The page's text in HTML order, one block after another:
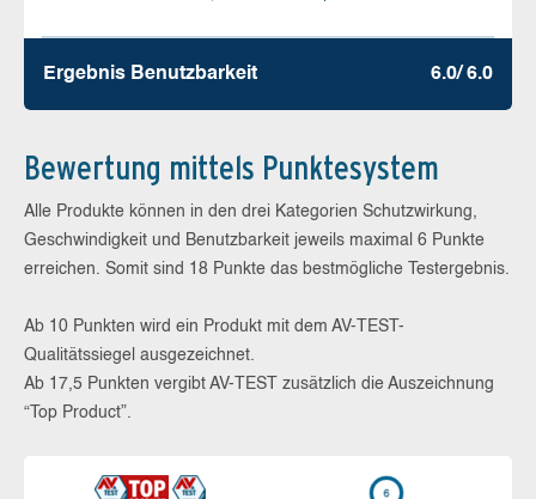
Ergebnis Benutz­barkeit 6.0/ 6.0
Bewertung mittels Punktesystem
Alle Produkte können in den drei Kategorien Schutzwirkung,
Geschwindigkeit und Benutzbarkeit jeweils maximal 6 Punkte
erreichen. Somit sind 18 Punkte das bestmögliche Testergebnis.
Ab 10 Punkten wird ein Produkt mit dem AV-TEST-
Qualitätssiegel ausgezeichnet.
Ab 17,5 Punkten vergibt AV-TEST zusätzlich die Auszeichnung
“Top Product”.